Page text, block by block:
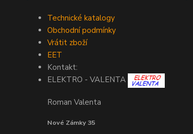
Technické katalogy
Obchodní podmínky
Vrátit zboží
EET
Kontakt:
ELEKTRO - VALENTA
Roman Valenta
Nové Zámky 35